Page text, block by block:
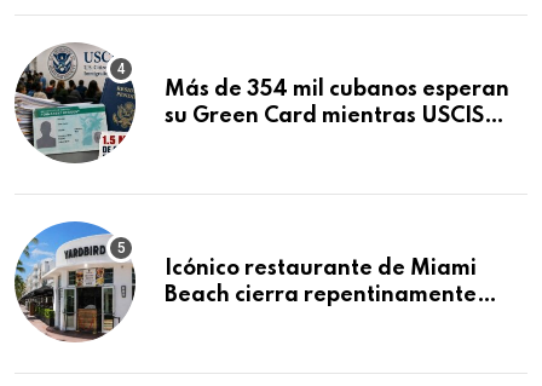
Más de 354 mil cubanos esperan
su Green Card mientras USCIS
Icónico restaurante de Miami
Beach cierra repentinamente